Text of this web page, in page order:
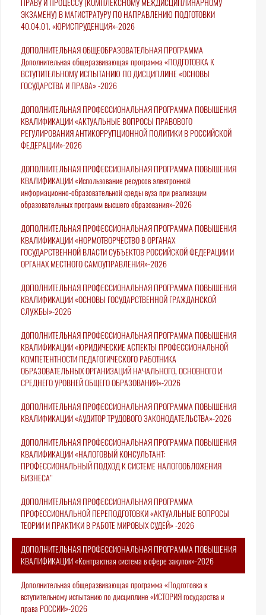
ПРАВУ И ПРОЦЕССУ (КОМПЛЕКСНОМУ МЕЖДИСЦИПЛИНАРНОМУ
ЭКЗАМЕНУ) В МАГИСТРАТУРУ ПО НАПРАВЛЕНИЮ ПОДГОТОВКИ
40.04.01. «ЮРИСПРУДЕНЦИЯ»-2026
ДОПОЛНИТЕЛЬНАЯ ОБЩЕОБРАЗОВАТЕЛЬНАЯ ПРОГРАММА
Дополнительная общеразвивающая программа «ПОДГОТОВКА К
ВСТУПИТЕЛЬНОМУ ИСПЫТАНИЮ ПО ДИСЦИПЛИНЕ «ОСНОВЫ
ГОСУДАРСТВА И ПРАВА» -2026
ДОПОЛНИТЕЛЬНАЯ ПРОФЕССИОНАЛЬНАЯ ПРОГРАММА ПОВЫШЕНИЯ
КВАЛИФИКАЦИИ «АКТУАЛЬНЫЕ ВОПРОСЫ ПРАВОВОГО
РЕГУЛИРОВАНИЯ АНТИКОРРУПЦИОННОЙ ПОЛИТИКИ В РОССИЙСКОЙ
ФЕДЕРАЦИИ»-2026
ДОПОЛНИТЕЛЬНАЯ ПРОФЕССИОНАЛЬНАЯ ПРОГРАММА ПОВЫШЕНИЯ
КВАЛИФИКАЦИИ «Использование ресурсов электронной
информационно-образовательной среды вуза при реализации
образовательных программ высшего образования»-2026
ДОПОЛНИТЕЛЬНАЯ ПРОФЕССИОНАЛЬНАЯ ПРОГРАММА ПОВЫШЕНИЯ
КВАЛИФИКАЦИИ «НОРМОТВОРЧЕСТВО В ОРГАНАХ
ГОСУДАРСТВЕННОЙ ВЛАСТИ СУБЪЕКТОВ РОССИЙСКОЙ ФЕДЕРАЦИИ И
ОРГАНАХ МЕСТНОГО САМОУПРАВЛЕНИЯ»-2026
ДОПОЛНИТЕЛЬНАЯ ПРОФЕССИОНАЛЬНАЯ ПРОГРАММА ПОВЫШЕНИЯ
КВАЛИФИКАЦИИ «ОСНОВЫ ГОСУДАРСТВЕННОЙ ГРАЖДАНСКОЙ
СЛУЖБЫ»-2026
ДОПОЛНИТЕЛЬНАЯ ПРОФЕССИОНАЛЬНАЯ ПРОГРАММА ПОВЫШЕНИЯ
КВАЛИФИКАЦИИ «ЮРИДИЧЕСКИЕ АСПЕКТЫ ПРОФЕССИОНАЛЬНОЙ
КОМПЕТЕНТНОСТИ ПЕДАГОГИЧЕСКОГО РАБОТНИКА
ОБРАЗОВАТЕЛЬНЫХ ОРГАНИЗАЦИЙ НАЧАЛЬНОГО, ОСНОВНОГО И
СРЕДНЕГО УРОВНЕЙ ОБЩЕГО ОБРАЗОВАНИЯ»-2026
ДОПОЛНИТЕЛЬНАЯ ПРОФЕССИОНАЛЬНАЯ ПРОГРАММА ПОВЫШЕНИЯ
КВАЛИФИКАЦИИ «АУДИТОР ТРУДОВОГО ЗАКОНОДАТЕЛЬСТВА»-2026
ДОПОЛНИТЕЛЬНАЯ ПРОФЕССИОНАЛЬНАЯ ПРОГРАММА ПОВЫШЕНИЯ
КВАЛИФИКАЦИИ «НАЛОГОВЫЙ КОНСУЛЬТАНТ:
ПРОФЕССИОНАЛЬНЫЙ ПОДХОД К СИСТЕМЕ НАЛОГООБЛОЖЕНИЯ
БИЗНЕСА"
ДОПОЛНИТЕЛЬНАЯ ПРОФЕССИОНАЛЬНАЯ ПРОГРАММА
ПРОФЕССИОНАЛЬНОЙ ПЕРЕПОДГОТОВКИ «АКТУАЛЬНЫЕ ВОПРОСЫ
ТЕОРИИ И ПРАКТИКИ В РАБОТЕ МИРОВЫХ СУДЕЙ» -2026
ДОПОЛНИТЕЛЬНАЯ ПРОФЕССИОНАЛЬНАЯ ПРОГРАММА ПОВЫШЕНИЯ
КВАЛИФИКАЦИИ «Контрактная система в сфере закупок»-2026
Дополнительная общеразвивающая программа «Подготовка к
вступительному испытанию по дисциплине «ИСТОРИЯ государства и
права РОССИИ»-2026